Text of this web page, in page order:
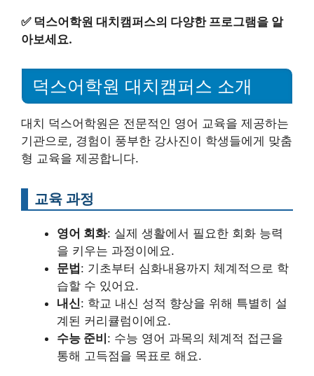
✅ 덕스어학원 대치캠퍼스의 다양한 프로그램을 알
아보세요.
덕스어학원 대치캠퍼스 소개
대치 덕스어학원은 전문적인 영어 교육을 제공하는
기관으로, 경험이 풍부한 강사진이 학생들에게 맞춤
형 교육을 제공합니다.
교육 과정
영어 회화: 실제 생활에서 필요한 회화 능력
을 키우는 과정이에요.
문법 : 기초부터 심화내용까지 체계적으로 학
습할 수 있어요.
내신: 학교 내신 성적 향상을 위해 특별히 설
계된 커리큘럼이에요.
수능 준비 : 수능 영어 과목의 체계적 접근을
통해 고득점을 목표로 해요.